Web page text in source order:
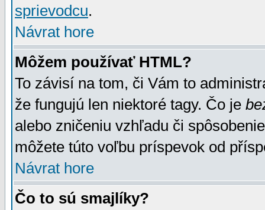
sprievodcu.
Návrat hore
Môžem používať HTML?
To závisí na tom, či Vám to
že fungujú len niektoré tagy. Čo je
alebo zničeniu vzhľadu či
môžete túto voľbu príspevok od
Návrat hore
Čo to sú smajlíky?